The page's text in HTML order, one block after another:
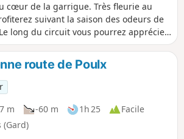
cœur de la garrigue. Très fleurie au
suivant la saison des odeurs de
long du circuit vous pourrez apprécier
vue panoramiques.
route de Poulx
m -60 m 1h 25
Facile
(Gard)